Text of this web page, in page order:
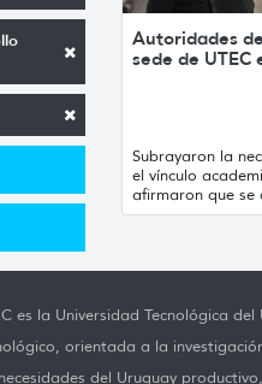
Autoridades
sede de UTEC
Subrayaron la
el vínculo
afirmaron que se
es la Universidad Tecnológica
orientada a la
del Uruguay